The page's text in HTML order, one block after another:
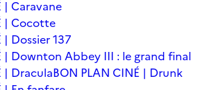
| Caravane
| Cocotte
| Dossier 137
| Downton Abbey III : le grand final
| DraculaBON PLAN CINÉ | Drunk